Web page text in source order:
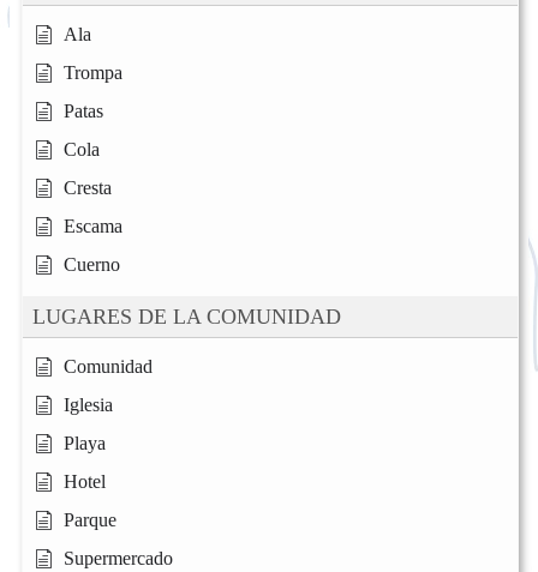
Ala
Trompa
Patas
Cola
Cresta
Escama
Cuerno
LUGARES DE LA COMUNIDAD
Comunidad
Iglesia
Playa
Hotel
Parque
Supermercado